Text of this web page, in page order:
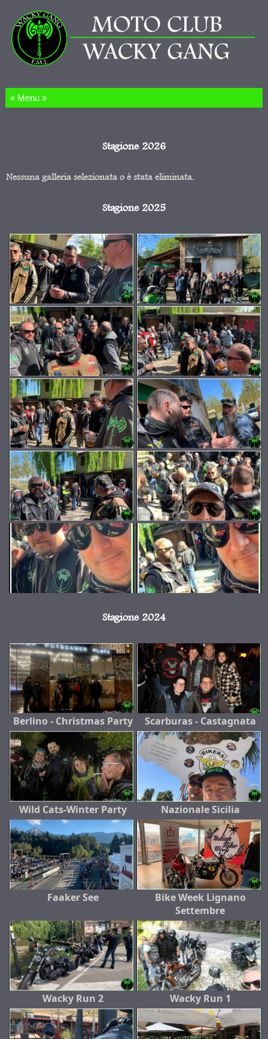
Salta al contenuto
Stagione 2026
Nessuna galleria selezionata o è stata eliminata.
Stagione 2025
Stagione 2024
Berlino - Christmas Party Scarburas - Castagnata
Wild Cats-Winter Party Nazionale Sicilia
Faaker See
Bike Week Lignano
Settembre
Wacky Run 2 Wacky Run 1